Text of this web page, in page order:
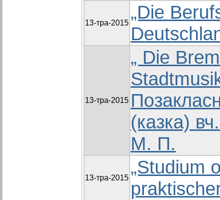
13-тра-2015
„Die
13-тра-2015
„ Die
(казка)
М. П.
13-тра-2015
„Studium